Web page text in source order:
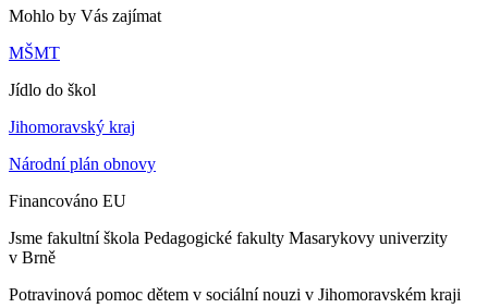
Mohlo by Vás zajímat
MŠMT
Jídlo do škol
Jihomoravský kraj
Národní plán obnovy
Financováno EU
Jsme fakultní škola Pedagogické fakulty Masarykovy univerzity
v Brně
Potravinová pomoc dětem v sociální nouzi v Jihomoravském kraji